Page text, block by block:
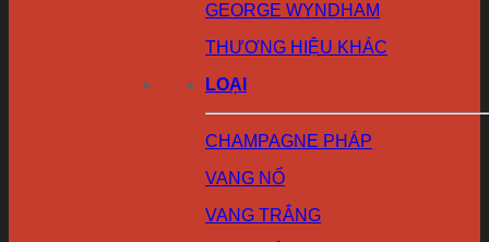
GEORGE WYNDHAM
THƯƠNG HIỆU KHÁC
LOẠI
CHAMPAGNE PHÁP
VANG NỔ
VANG TRẮNG